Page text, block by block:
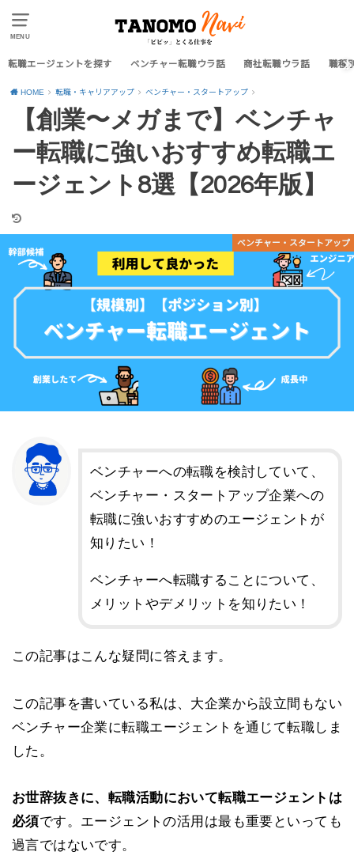
MENU
転職エージェントを探す ベンチャー転職ウラ話 商社転職ウラ話 職種
HOME 転職・キャリアアップ ベンチャー・スタートアップ
【創業〜メガまで】ベンチャ
ー転職に強いおすすめ転職エ
ージェント8選【2026年版】
ベンチャー・スタートアップ
ベンチャーへの転職を検討していて、
ベンチャー・スタートアップ企業への
転職に強いおすすめのエージェントが
知りたい！
ベンチャーへ転職することについて、
メリットやデメリットを知りたい！
この記事はこんな疑問に答えます。
この記事を書いている私は、大企業から設立間もない
ベンチャー企業に転職エージェントを通じて転職しま
した。
お世辞抜きに、転職活動において転職エージェントは
必須です。エージェントの活用は最も重要といっても
過言ではないです。